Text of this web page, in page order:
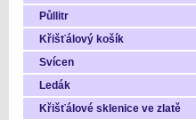
Půllitr
Křišťálový košík
Svícen
Ledák
Křišťálové sklenice ve zlatě